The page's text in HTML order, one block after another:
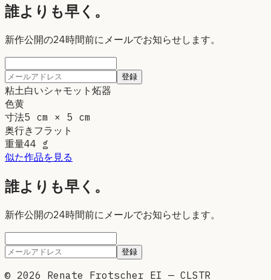
誰よりも早く。
新作公開の24時間前にメールでお知らせします。
登録
粘土白いシャモット炻器
色黄
寸法5 cm × 5 cm
奥行き フラット
重量44 g
似た作品を見る
誰よりも早く。
新作公開の24時間前にメールでお知らせします。
登録
© 2026 Renate Frotscher EI — CLSTR